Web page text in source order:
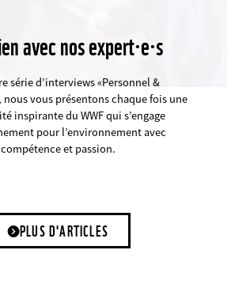
avec nos expert·e·s
série d’interviews «Personnel &
nous vous présentons chaque fois une
inspirante du WWF qui s’engage
pour l’environnement avec
compétence et passion.
PLUS D'ARTICLES